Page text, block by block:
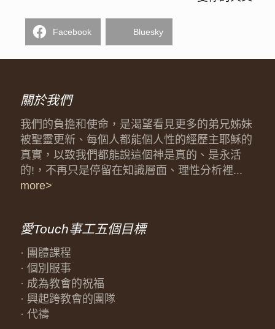
Facebook Bluesky
關於我們
我們的負擔和使命，是渴望看見更多的弟兄姊妹
被聖靈更新、每個人都能個人性的經歷主耶穌的
真實，以致我們都能說這個神是真的、是永活
的!，不再只是停留在知識層面、理性分析裡...
more>
愛Touch事工五個目標
· 團體課程
· 個別服事
· 成為教會的祝福
· 興起跨教會的團隊
· 代禱